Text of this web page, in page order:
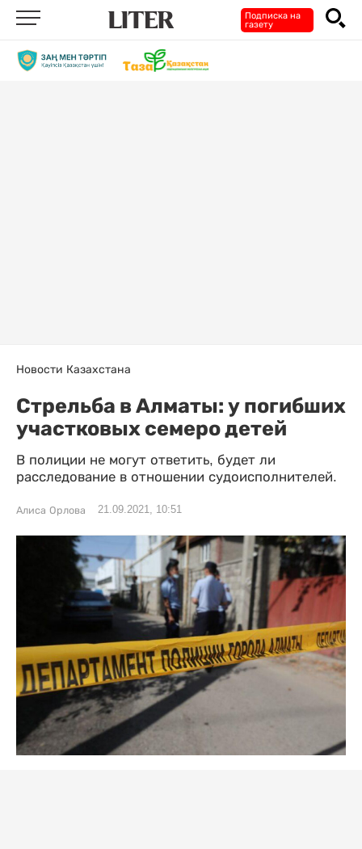
Подписка на
газету
Новости Казахстана
Стрельба в Алматы: у погибших
участковых семеро детей
В полиции не могут ответить, будет ли
расследование в отношении судоисполнителей.
Алиса Орлова 21.09.2021, 10:51